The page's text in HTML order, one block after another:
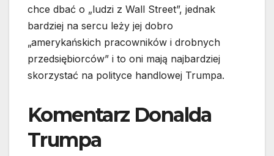
chce dbać o „ludzi z Wall Street”, jednak
bardziej na sercu leży jej dobro
„amerykańskich pracowników i drobnych
przedsiębiorców” i to oni mają najbardziej
skorzystać na polityce handlowej Trumpa.
Komentarz Donalda
Trumpa